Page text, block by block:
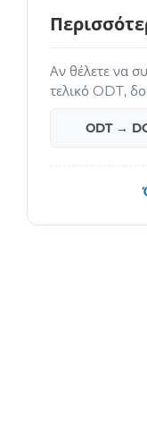
Αν θέλετε να
τελικό ODT,
ODT →